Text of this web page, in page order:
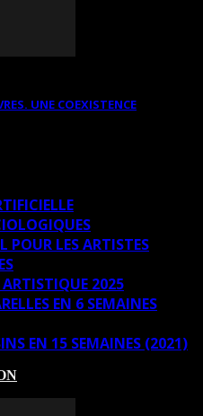
UNE COEXISTENCE
POUR LES ARTISTES
ARTISTIQUE 2025
EN 6 SEMAINES
EN 15 SEMAINES (2021)